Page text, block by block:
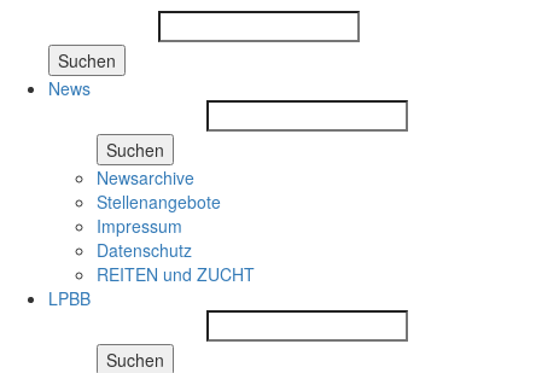
Suchen
News
Suchen
Newsarchive
Stellenangebote
Impressum
Datenschutz
REITEN und ZUCHT
LPBB
Suchen